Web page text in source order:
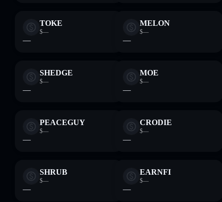
TOKE
$—
—
MELON
$—
—
SHEDGE
$—
—
MOE
$—
—
PEACEGUY
$—
—
CRODIE
$—
—
SHRUB
$—
—
EARNFI
$—
—